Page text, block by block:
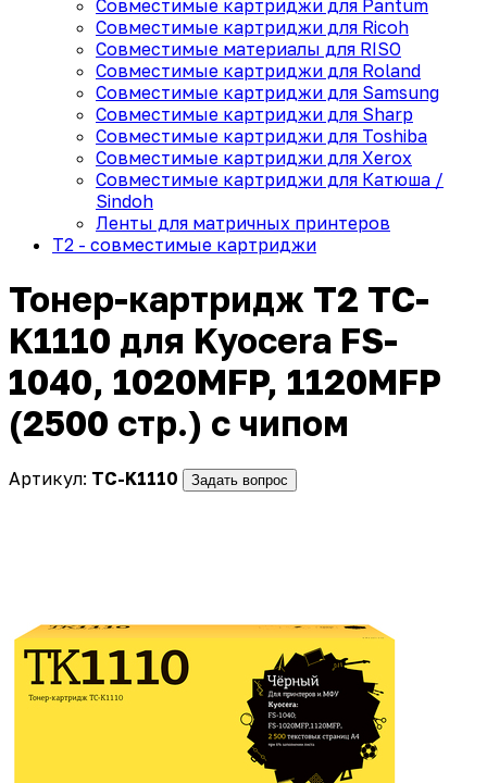
Совместимые картриджи для Pantum
Совместимые картриджи для Ricoh
Совместимые материалы для RISO
Совместимые картриджи для Roland
Совместимые картриджи для Samsung
Совместимые картриджи для Sharp
Совместимые картриджи для Toshiba
Совместимые картриджи для Xerox
Совместимые картриджи для Катюша /
Sindoh
Ленты для матричных принтеров
T2 - совместимые картриджи
Тонер-картридж T2 TC-
K1110 для Kyocera FS-
1040, 1020MFP, 1120MFP
(2500 стр.) с чипом
Артикул: TC-K1110 Задать вопрос